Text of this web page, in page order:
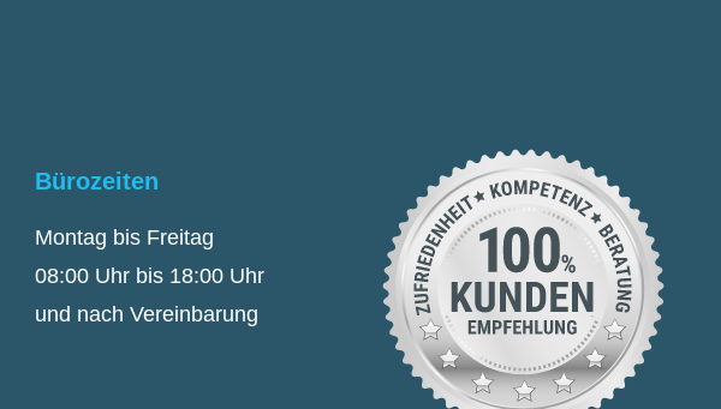
Bürozeiten
Montag bis Freitag
08:00 Uhr bis 18:00 Uhr
und nach Vereinbarung